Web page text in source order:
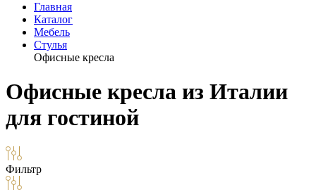
Главная
Каталог
Мебель
Стулья
Офисные кресла
Офисные кресла из Италии
для гостиной
Фильтр